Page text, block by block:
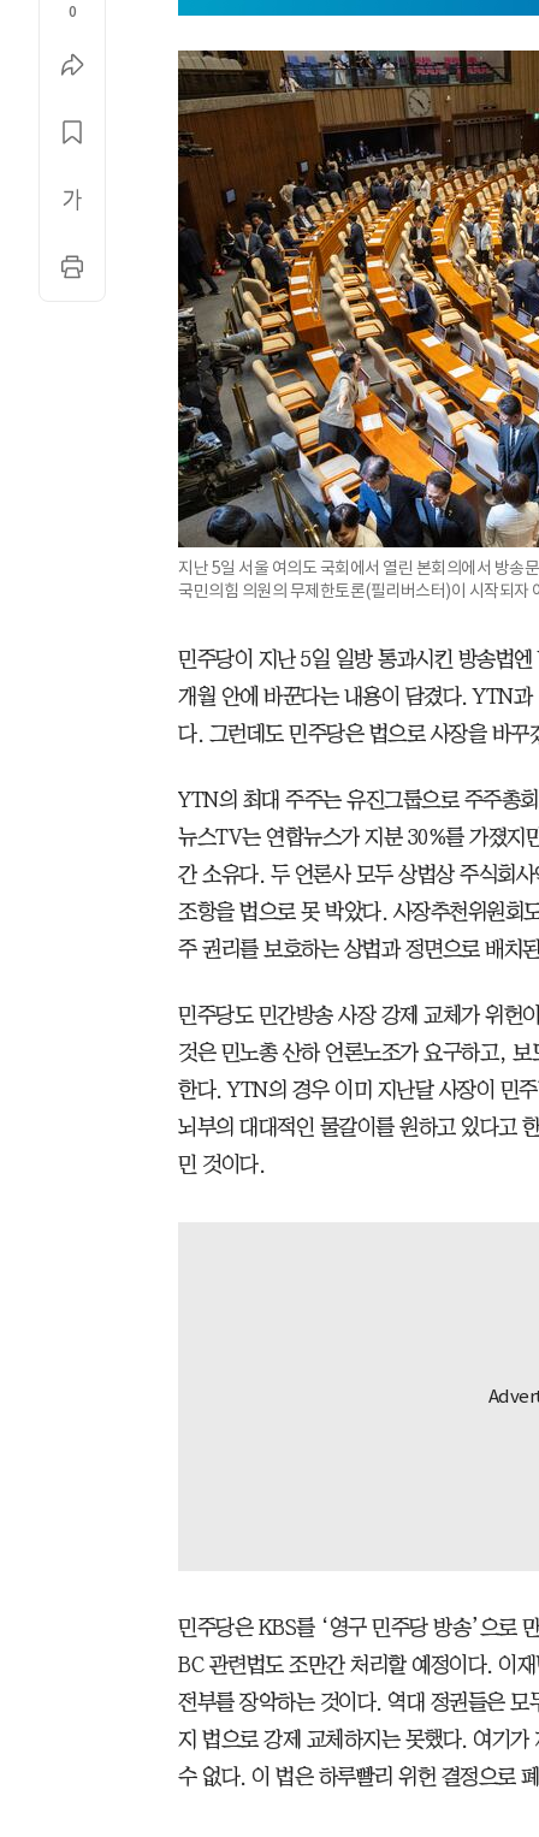
0
지난 5일 서울 여의도 국회에서 열린 본회의에서 방송
국민의힘 의원의 무제한토론(필리버스터)이 시작되자
민주당이 지난 5일 일방 통과시킨 방송법
개월 안에 바꾼다는 내용이 담겼다. YTN
다. 그런데도 민주당은 법으로 사장을 바
YTN의 최대 주주는 유진그룹으로 주주총
뉴스TV는 연합뉴스가 지분 30%를 가졌지
간 소유다. 두 언론사 모두 상법상 주식회
조항을 법으로 못 박았다. 사장추천위원회
주 권리를 보호하는 상법과 정면으로 배치
민주당도 민간방송 사장 강제 교체가 위헌
것은 민노총 산하 언론노조가 요구하고,
한다. YTN의 경우 이미 지난달 사장이 민
뇌부의 대대적인 물갈이를 원하고 있다고
민 것이다.
민주당은 KBS를 ‘영구 민주당 방송’으로
BC 관련법도 조만간 처리할 예정이다. 이
전부를 장악하는 것이다. 역대 정권들은
지 법으로 강제 교체하지는 못했다. 여기
수 없다. 이 법은 하루빨리 위헌 결정으로